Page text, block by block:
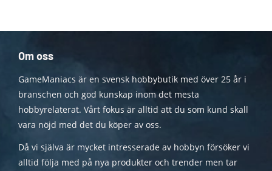
Om oss
GameManiacs är en svensk hobbybutik med över 25 år i
branschen och god kunskap inom det mesta
hobbyrelaterat. Vårt fokus är alltid att du som kund skall
vara nöjd med det du köper av oss.
Då vi själva är mycket intresserade av hobbyn försöker vi
alltid följa med på nya produkter och trender men tar